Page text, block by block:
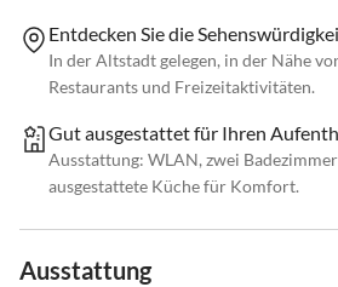
Entdecken Sie die
In der Altstadt gelegen, in der Nähe
Restaurants und Freizeitaktivitäten.
Gut ausgestattet für Ihren
Ausstattung: WLAN, zwei
ausgestattete Küche für Komfort.
Ausstattung